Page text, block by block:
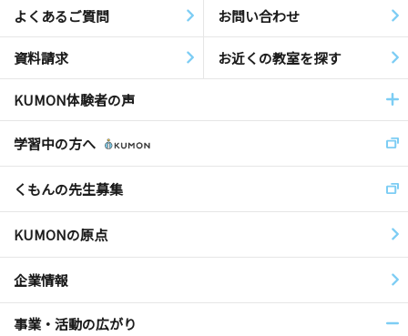
よくあるご質問 お問い合わせ
資料請求 お近くの教室を探す
KUMON体験者の声
学習中の方へ
くもんの先生募集
KUMONの原点
企業情報
事業・活動の広がり